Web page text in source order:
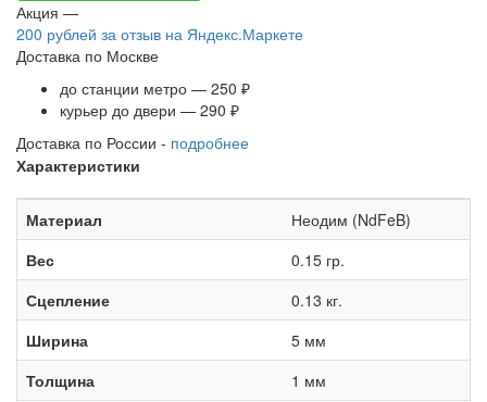
Акция —
200 рублей за отзыв на Яндекс.Маркете
Доставка по Москве
до станции метро — 250 ₽
курьер до двери — 290 ₽
Доставка по России - подробнее
Характеристики
Материал
Неодим (NdFeB)
Вес
0.15 гр.
Сцепление
0.13 кг.
Ширина
5 мм
Толщина
1 мм